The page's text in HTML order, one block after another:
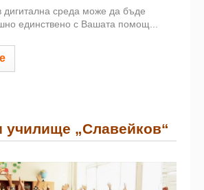
дигитална среда може да бъде
единствено с Вашата помощ...
училище „Славейков“